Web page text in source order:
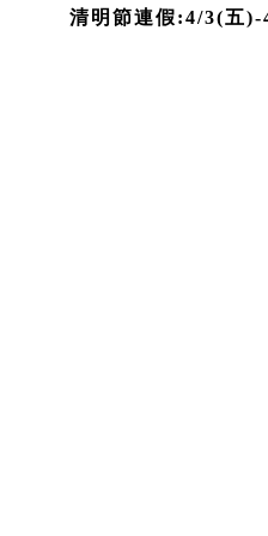
清明節連假:4/3(五)-